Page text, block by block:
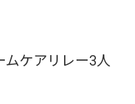
ケアリレー3人